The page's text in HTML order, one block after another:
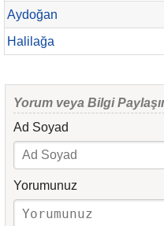
Aydoğan
Halilağa
Yorum veya Bilgi
Ad Soyad
Yorumunuz